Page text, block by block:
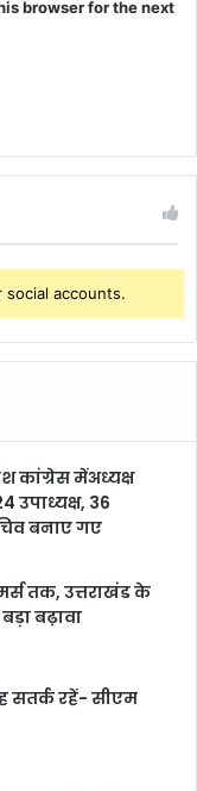
browser for the next
accounts.
कांग्रेस मेंअध्यक्ष
उपाध्यक्ष, 36
बनाए गए
तक, उत्तराखंड के
बढ़ावा
सतर्क रहें- सीएम